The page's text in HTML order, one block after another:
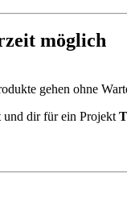
möglich
gehen ohne
und dir für ein Projekt